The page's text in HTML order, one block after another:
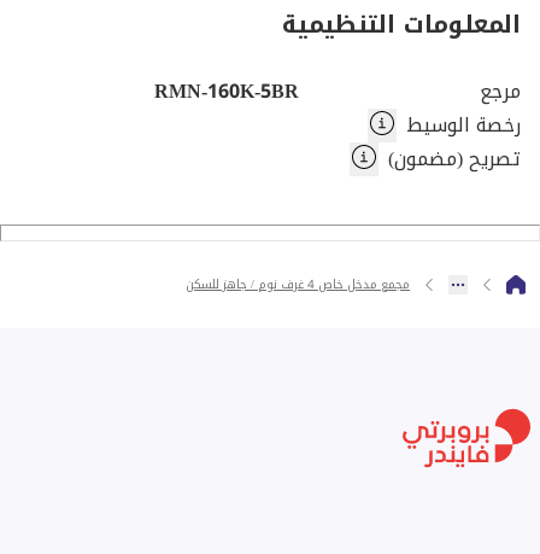
* حمام للضيوف
* مطبخ كبير مع باب خلفي
* غرفة للخادمة مع خزانة
* غرفة غسيل
الطابق الأول:
* 4 غرف نوم رئيسية فسيحة
البريد الإلكتروني: ashikuzzamanarman@gmail.com
الاتصال: +971525697420
المعلومات التنظيمية
مرجع
RMN-160K-5BR
رخصة الوسيط
تصريح (مضمون)
مجمع مدخل خاص 4 غرف نوم / جاهز للسكن